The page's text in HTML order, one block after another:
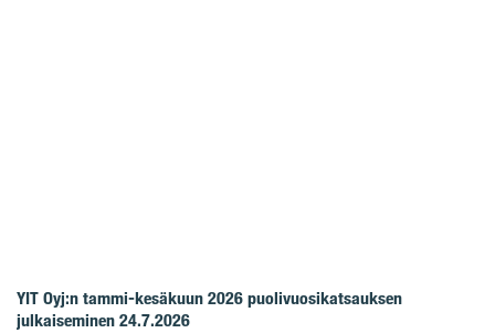
YIT Oyj:n tammi-kesäkuun 2026 puolivuosikatsauksen
julkaiseminen 24.7.2026